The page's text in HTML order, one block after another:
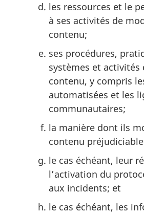
les ressources et le
à ses activités de
contenu;
ses procédures,
systèmes et
contenu, y compris
automatisées et les
communautaires;
la manière dont ils
contenu
le cas échéant, leur
l’activation du
aux incidents; et
le cas échéant, les